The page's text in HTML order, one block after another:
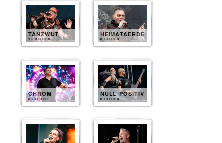
TANZWUT
10 BILDER
HEIMATAERDE
8 BILDER
CHROM
8 BILDER
NULL POSITIV
8 BILDER